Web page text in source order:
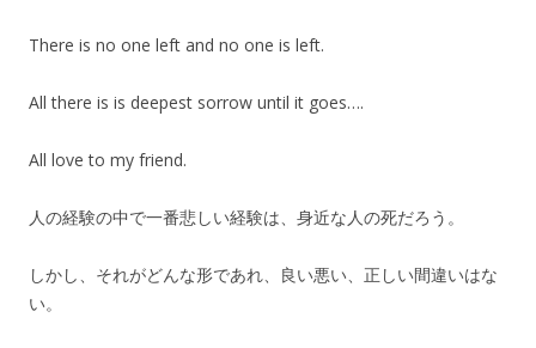
There is no one left and no one is left.
All there is is deepest sorrow until it goes….
All love to my friend.
人の経験の中で一番悲しい経験は、身近な人の死だろう。
しかし、それがどんな形であれ、良い悪い、正しい間違いはな
い。